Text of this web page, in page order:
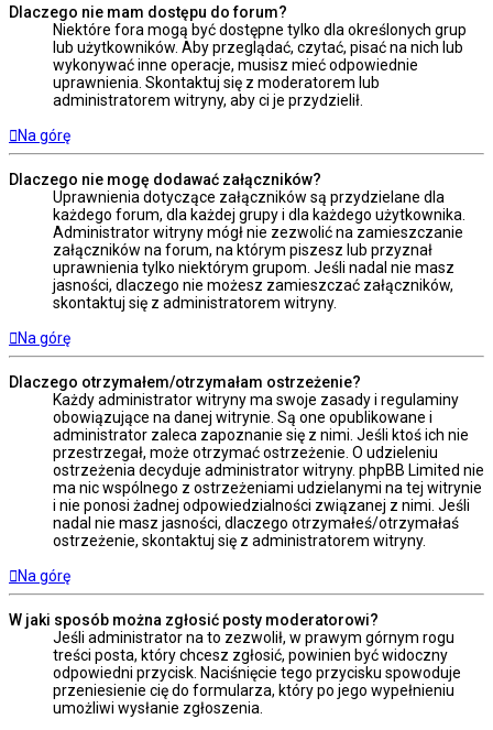
Dlaczego nie mam dostępu do forum?
Niektóre fora mogą być dostępne tylko dla określonych grup
lub użytkowników. Aby przeglądać, czytać, pisać na nich lub
wykonywać inne operacje, musisz mieć odpowiednie
uprawnienia. Skontaktuj się z moderatorem lub
administratorem witryny, aby ci je przydzielił.
Na górę
Dlaczego nie mogę dodawać załączników?
Uprawnienia dotyczące załączników są przydzielane dla
każdego forum, dla każdej grupy i dla każdego użytkownika.
Administrator witryny mógł nie zezwolić na zamieszczanie
załączników na forum, na którym piszesz lub przyznał
uprawnienia tylko niektórym grupom. Jeśli nadal nie masz
jasności, dlaczego nie możesz zamieszczać załączników,
skontaktuj się z administratorem witryny.
Na górę
Dlaczego otrzymałem/otrzymałam ostrzeżenie?
Każdy administrator witryny ma swoje zasady i regulaminy
obowiązujące na danej witrynie. Są one opublikowane i
administrator zaleca zapoznanie się z nimi. Jeśli ktoś ich nie
przestrzegał, może otrzymać ostrzeżenie. O udzieleniu
ostrzeżenia decyduje administrator witryny. phpBB Limited nie
ma nic wspólnego z ostrzeżeniami udzielanymi na tej witrynie
i nie ponosi żadnej odpowiedzialności związanej z nimi. Jeśli
nadal nie masz jasności, dlaczego otrzymałeś/otrzymałaś
ostrzeżenie, skontaktuj się z administratorem witryny.
Na górę
W jaki sposób można zgłosić posty moderatorowi?
Jeśli administrator na to zezwolił, w prawym górnym rogu
treści posta, który chcesz zgłosić, powinien być widoczny
odpowiedni przycisk. Naciśnięcie tego przycisku spowoduje
przeniesienie cię do formularza, który po jego wypełnieniu
umożliwi wysłanie zgłoszenia.